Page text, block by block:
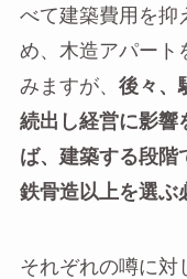
べて建築費用を抑
め、木造アパート
みますが、 後々、
続出し経営に影響
ば、建築する段階
鉄骨造以上を選ぶ
それぞれの噂に対